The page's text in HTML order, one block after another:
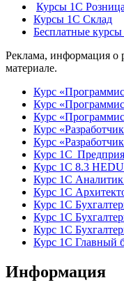
Курсы 1С
Курсы 1С Склад
Бесплатные
Реклама, информация о
материале.
Курс
Курс
Курс
Курс
Курс
Курс 1С
Курс 1С 8.3
Курс 1С
Курс 1С
Курс 1С
Курс 1С
Курс 1С
Курс 1С Главный
Информация